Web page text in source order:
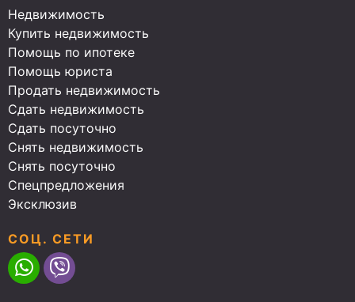
Недвижимость
Купить недвижимость
Помощь по ипотеке
Помощь юриста
Продать недвижимость
Сдать недвижимость
Сдать посуточно
Снять недвижимость
Снять посуточно
Спецпредложения
Эксклюзив
СОЦ. СЕТИ